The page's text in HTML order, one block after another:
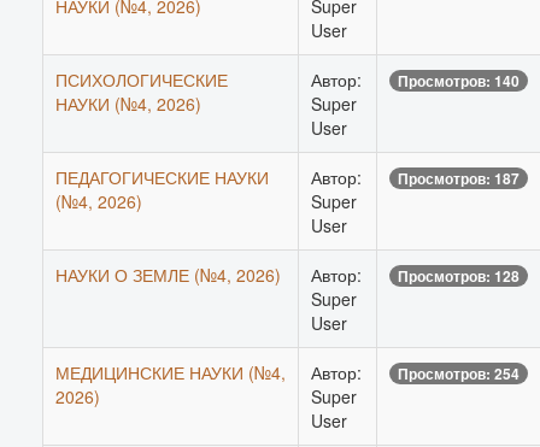
НАУКИ (№4, 2026)
Super
User
ПСИХОЛОГИЧЕСКИЕ
НАУКИ (№4, 2026)
Автор:
Super
User
Просмотров: 140
ПЕДАГОГИЧЕСКИЕ НАУКИ
(№4, 2026)
Автор:
Super
User
Просмотров: 187
НАУКИ О ЗЕМЛЕ (№4, 2026)
Автор:
Super
User
Просмотров: 128
МЕДИЦИНСКИЕ НАУКИ (№4,
2026)
Автор:
Super
User
Просмотров: 254